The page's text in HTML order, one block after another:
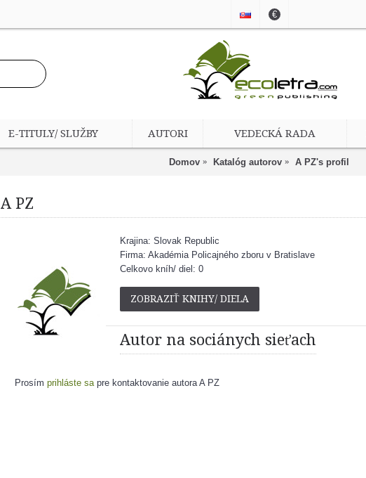
€
E-TITULY/ SLUŽBY AUTORI VEDECKÁ RADA
Domov Katalóg autorov A PZ's profil
A PZ
Krajina: Slovak Republic
Firma: Akadémia Policajného zboru v Bratislave
Celkovo kníh/ diel: 0
ZOBRAZIŤ KNIHY/ DIELA
Autor na sociánych sieťach
Prosím prihláste sapre kontaktovanie autora A PZ